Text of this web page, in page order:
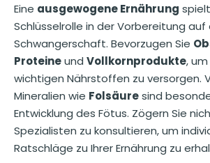
Eine ausgewogene Ernährung
Schlüsselrolle in der Vorbereitung auf
Schwangerschaft. Bevorzugen Sie
Proteineund Vollkornprodukte,
wichtigen Nährstoffen zu versorgen.
Mineralien wie Folsäuresind
Entwicklung des Fötus. Zögern Sie
Spezialisten zu konsultieren, um
Ratschläge zu Ihrer Ernährung zu